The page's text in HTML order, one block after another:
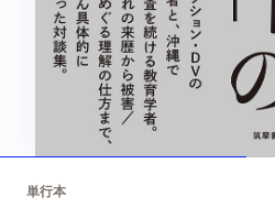
単行本